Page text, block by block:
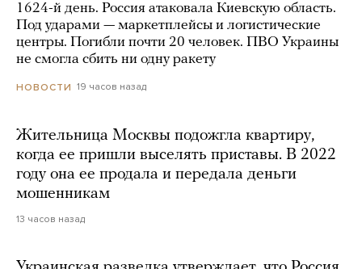
1624-й день. Россия атаковала Киевскую область.
Под ударами — маркетплейсы и логистические
центры. Погибли почти 20 человек. ПВО Украины
не смогла сбить ни одну ракету
НОВОСТИ 19 часов назад
Жительница Москвы подожгла квартиру,
когда ее пришли выселять приставы. В 2022
году она ее продала и передала деньги
мошенникам
13 часов назад